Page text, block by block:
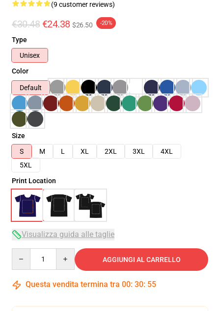
(9 customer reviews)
€30.48 €24.38 $26.50 -20%
Type
Unisex
Color
Default
Size
S
M L XL 2XL 3XL
4XL
5XL
Print Location
Visualizza guida alle taglie
AGGIUNGI AL CARRELLO
Questa vendita termina tra 00: 30: 54